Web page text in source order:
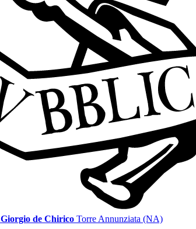
Giorgio de Chirico Torre Annunziata (NA)